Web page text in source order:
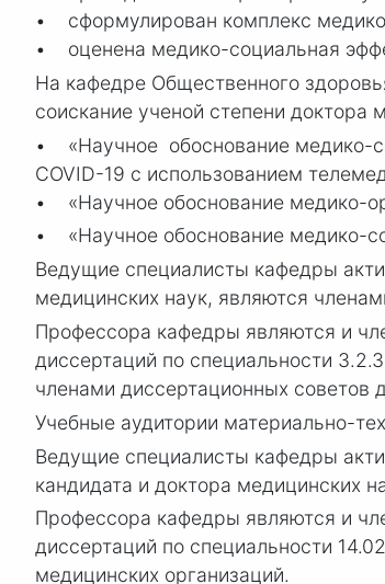
• сформулирован комплекс
• оценена медико-социальная
На кафедре Общественного
соискание ученой степени доктора
• «Научное обоснование медико-
COVID-19 с использованием
• «Научное обоснование медико-
• «Научное обоснование медико-
Ведущие специалисты кафедры
медицинских наук, являются
Профессора кафедры являются и
диссертаций по специальности
членами диссертационных советов
Учебные аудитории материально-
Ведущие специалисты кафедры
кандидата и доктора медицинских
Профессора кафедры являются и
диссертаций по специальности
медицинских организаций.